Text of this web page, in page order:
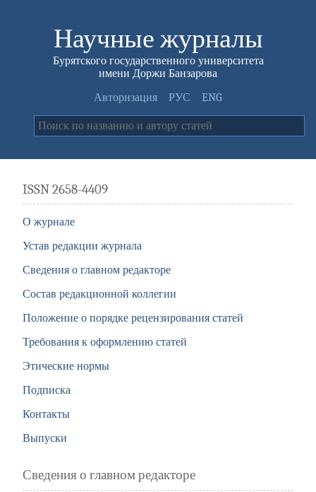
Научные журналы
Бурятского государственного университета
имени Доржи Банзарова
Авторизация
РУС ENG
ISSN 2658-4409
О журнале
Устав редакции журнала
Сведения о главном редакторе
Состав редакционной коллегии
Положение о порядке рецензирования статей
Требования к оформлению статей
Этические нормы
Подписка
Контакты
Выпуски
Сведения о главном редакторе